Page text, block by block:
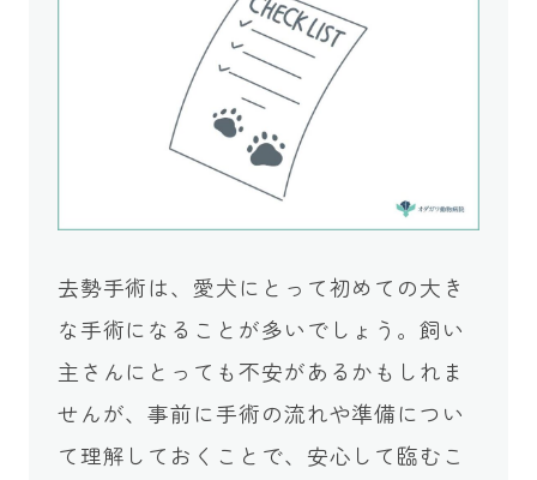
去勢手術は、愛犬にとって初めての大き
な手術になることが多いでしょう。飼い
主さんにとっても不安があるかもしれま
せんが、事前に手術の流れや準備につい
て理解しておくことで、安心して臨むこ